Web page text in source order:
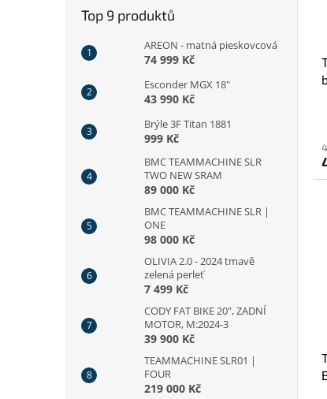
Top 9 produktů
AREON - matná pieskovcová
74 999 Kč
Esconder MGX 18"
43 990 Kč
Brýle 3F Titan 1881
999 Kč
BMC TEAMMACHINE SLR
TWO NEW SRAM
89 000 Kč
BMC TEAMMACHINE SLR |
ONE
98 000 Kč
OLIVIA 2.0 - 2024 tmavě
zelená perleť
7 499 Kč
CODY FAT BIKE 20", ZADNÍ
MOTOR, M:2024-3
39 900 Kč
TEAMMACHINE SLR01 |
FOUR
219 000 Kč